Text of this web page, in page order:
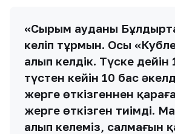
«Сырым ауданы
келіп тұрмын. Осы
алып келдік. Түске дейін
түстен кейін 10 бас
жерге өткізгеннен
жерге өткізген тиімді.
алып келеміз, салмағын